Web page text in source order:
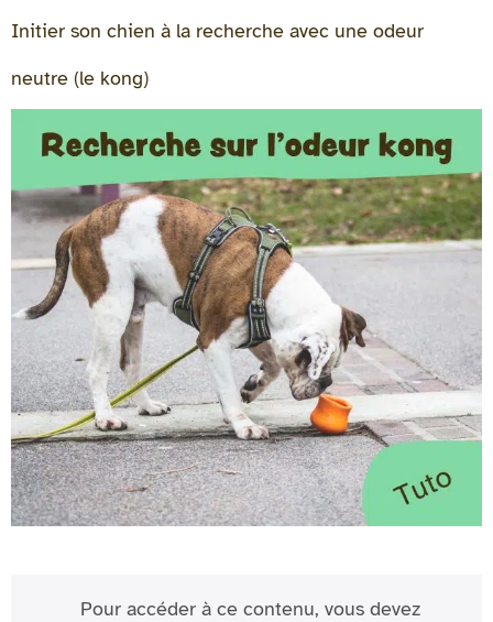
Initier son chien à la recherche avec une odeur
neutre (le kong)
Pour accéder à ce contenu, vous devez